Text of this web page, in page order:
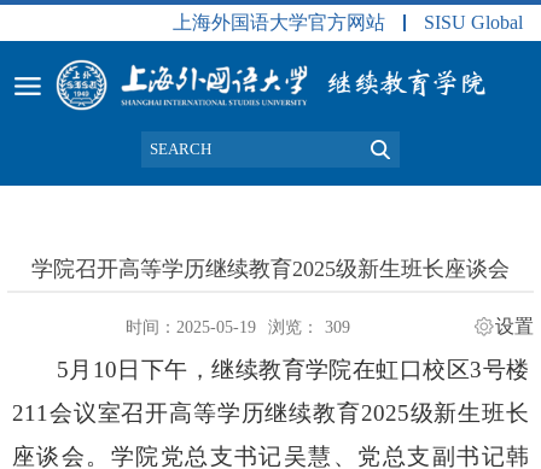
上海外国语大学官方网站 SISU Global
学院召开高等学历继续教育2025级新生班长座谈会
时间：2025-05-19 浏览： 309 设置
5 月 10 日下午，继续教育学院在虹口校区3号楼
211 会议室召开高等学历继续教育2025级新生班长
座谈会。学院党总支书记吴慧、党总支副书记韩